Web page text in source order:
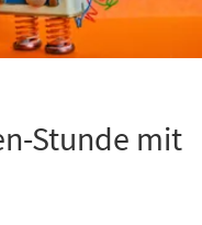
Stunde mit